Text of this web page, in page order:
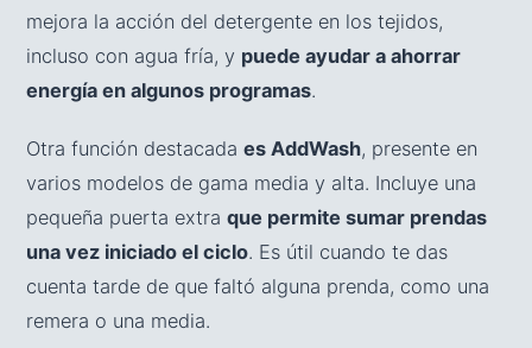
mejora la acción del detergente en los tejidos,
incluso con agua fría, y puede ayudar a ahorrar
energía en algunos programas.
Otra función destacada es AddWash, presente en
varios modelos de gama media y alta. Incluye una
pequeña puerta extra que permite sumar prendas
una vez iniciado el ciclo. Es útil cuando te das
cuenta tarde de que faltó alguna prenda, como una
remera o una media.